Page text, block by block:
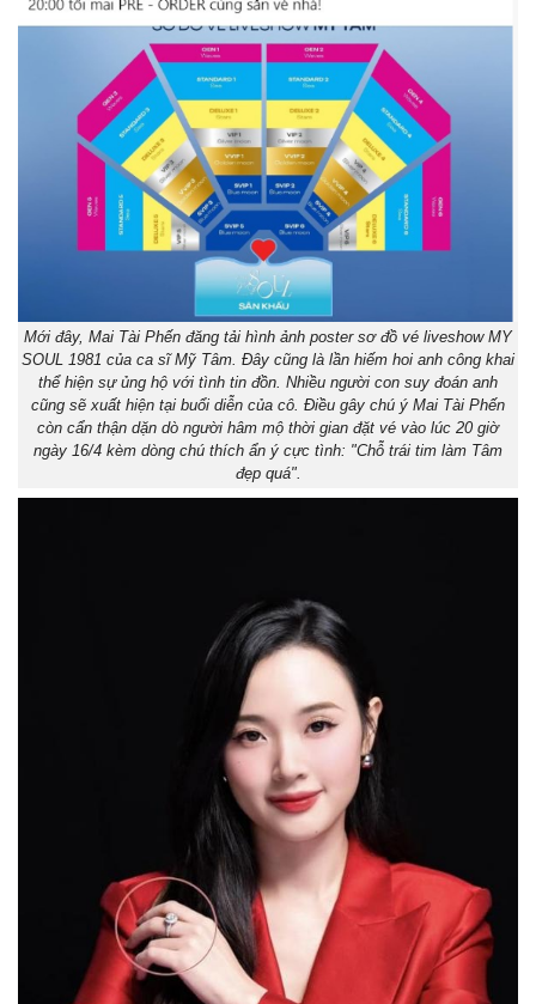
Mới đây, Mai Tài Phến đăng tải hình ảnh poster sơ đồ vé liveshow MY
SOUL 1981 của ca sĩ Mỹ Tâm. Đây cũng là lần hiếm hoi anh công khai
thể hiện sự ủng hộ với tình tin đồn. Nhiều người con suy đoán anh
cũng sẽ xuất hiện tại buổi diễn của cô. Điều gây chú ý Mai Tài Phến
còn cẩn thận dặn dò người hâm mộ thời gian đặt vé vào lúc 20 giờ
ngày 16/4 kèm dòng chú thích ẩn ý cực tình: "Chỗ trái tim làm Tâm
đẹp quá".